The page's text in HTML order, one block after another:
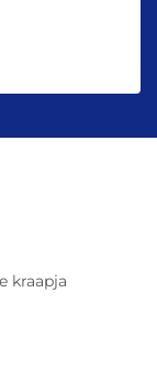
kraapja